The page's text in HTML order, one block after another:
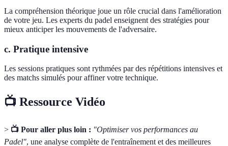
La compréhension théorique joue un rôle crucial dans l'amélioration
de votre jeu. Les experts du padel enseignent des stratégies pour
mieux anticiper les mouvements de l'adversaire.
c. Pratique intensive
Les sessions pratiques sont rythmées par des répétitions intensives et
des matchs simulés pour affiner votre technique.
📺 Ressource Vidéo
> 📺 Pour aller plus loin : "Optimiser vos performances au
Padel", une analyse complète de l'entraînement et des meilleures